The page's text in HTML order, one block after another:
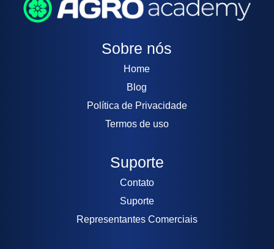
Sobre nós
Home
Blog
Política de Privacidade
Termos de uso
Suporte
Contato
Suporte
Representantes Comerciais